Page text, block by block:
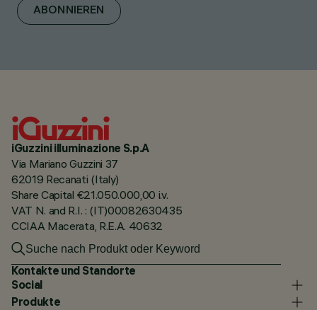
ABONNIEREN
iGuzzini illuminazione S.p.A
Via Mariano Guzzini 37
62019 Recanati (Italy)
Share Capital €21.050.000,00 i.v.
VAT N. and R.I. : (IT)00082630435
CCIAA Macerata, R.E.A. 40632
Kontakte und Standorte
Social
Produkte